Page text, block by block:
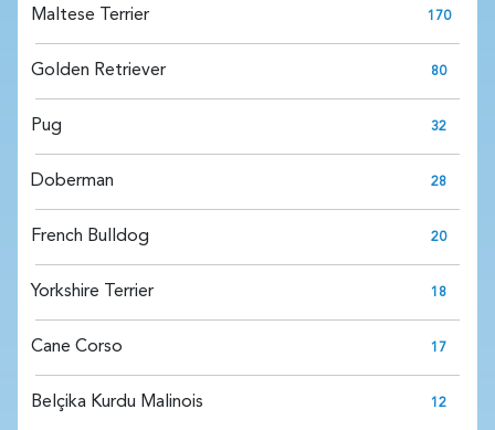
Maltese Terrier 170
Golden Retriever 80
Pug 32
Doberman 28
French Bulldog 20
Yorkshire Terrier 18
Cane Corso 17
Belçika Kurdu Malinois 12